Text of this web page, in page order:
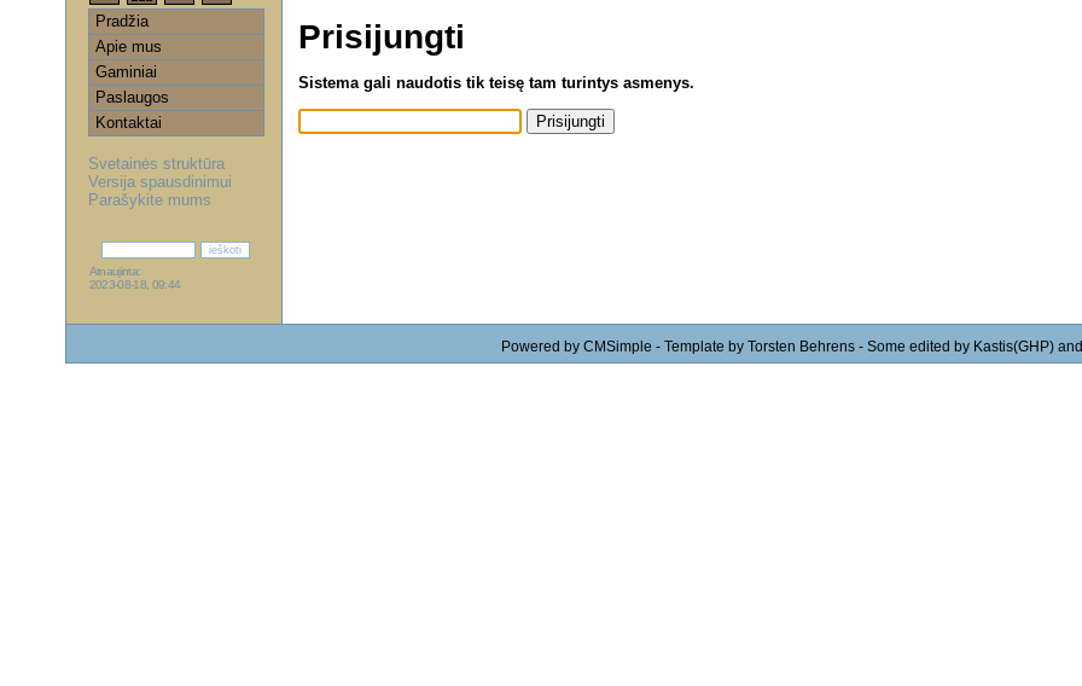
Prisijungti
Sistema gali naudotis tik teisę tam turintys asmenys.
Pradžia
Apie mus
Gaminiai
Paslaugos
Kontaktai
Svetainės struktūra
Versija spausdinimui
Parašykite mums
Atnaujinta:
2023-08-18, 09:44
Powered by CMSimple - Template by Torsten Behrens - Some edited by Kastis(GHP)